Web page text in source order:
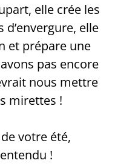
elle crée les
d’envergure, elle
et prépare une
pas encore
nous mettre
mirettes !
votre été,
!